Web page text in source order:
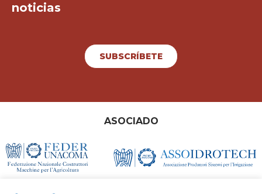
noticias
SUBSCRÍBETE
ASOCIADO